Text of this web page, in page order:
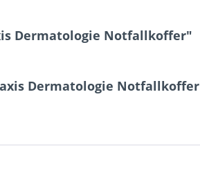
Dermatologie Notfallkoffer"
Dermatologie